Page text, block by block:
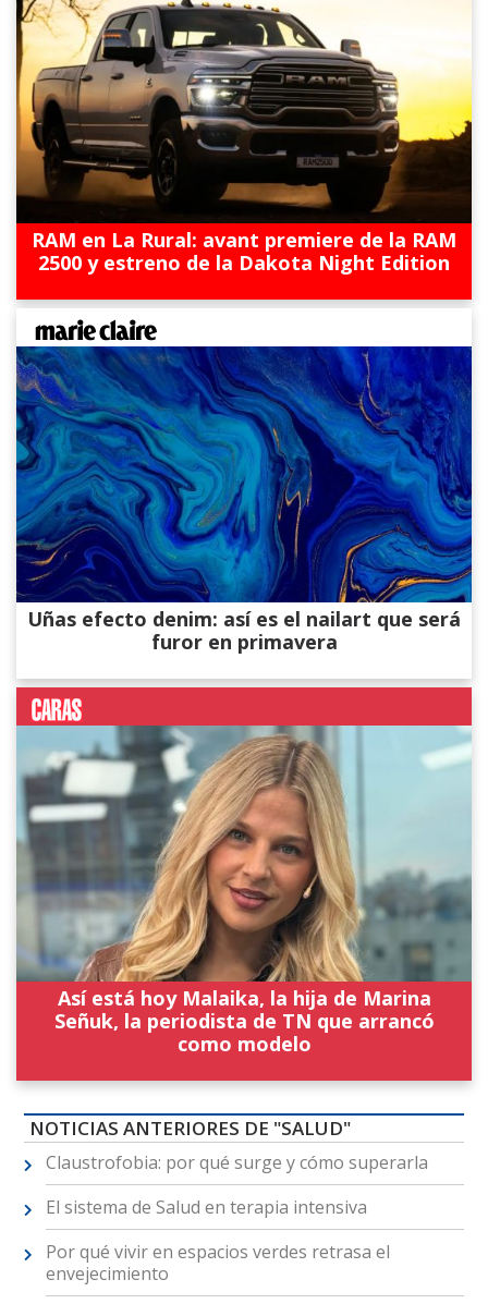
RAM en La Rural: avant premiere de la RAM
2500 y estreno de la Dakota Night Edition
Uñas efecto denim: así es el nailart que será
furor en primavera
Así está hoy Malaika, la hija de Marina
Señuk, la periodista de TN que arrancó
como modelo
NOTICIAS ANTERIORES DE "SALUD"
Claustrofobia: por qué surge y cómo superarla
El sistema de Salud en terapia intensiva
Por qué vivir en espacios verdes retrasa el
envejecimiento